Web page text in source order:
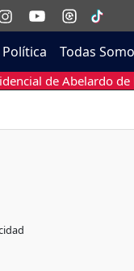
Política Todas
de Abelardo de